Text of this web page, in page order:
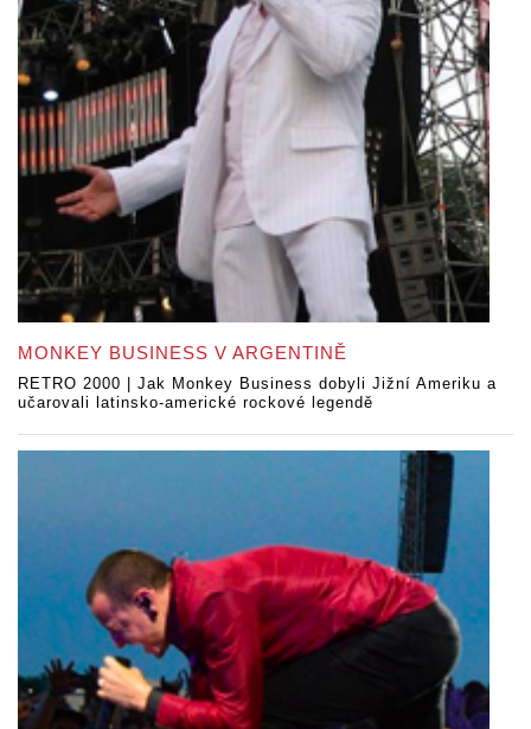
MONKEY BUSINESS V ARGENTINĚ
RETRO 2000 | Jak Monkey Business dobyli Jižní Ameriku a
učarovali latinsko-americké rockové legendě